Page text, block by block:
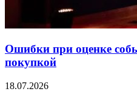
Ошибки при оценке
покупкой
18.07.2026